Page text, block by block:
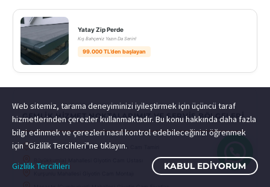
Yatay Zip Perde
Kış Bahçeniz Yazın Da Serin!
99.000 TL’den başlayan
GEMLIK HIZMET NOKTALARIMIZ VE SERVIS BÖLGELERI
Kumla (Küçükkumla Mahallesi Giyotin Cam Tamiri
Web sitemiz, tarama deneyiminizi iyileştirmek için üçüncü taraf
hizmetlerinden çerezler kullanmaktadır. Bu konu hakkında daha fazla
bilgi edinmek ve çerezleri nasıl kontrol edebileceğinizi öğrenmek
için "Gizlilik Tercihleri"ne tıklayın.
Gizlilik Tercihleri
KABUL EDIYORUM